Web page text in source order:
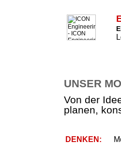
E
UNSER
Von der
planen,
DENKEN: